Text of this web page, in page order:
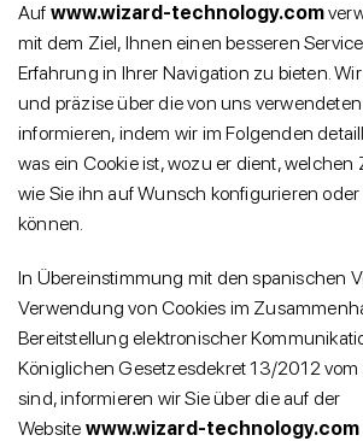
Auf www.wizard-technology.com
mit dem Ziel, Ihnen einen besseren
Erfahrung in Ihrer Navigation zu bieten.
und präzise über die von uns
informieren, indem wir im Folgenden
was ein Cookie ist, wozu er dient, welchen
wie Sie ihn auf Wunsch konfigurieren
können.
In Übereinstimmung mit den spanischen
Verwendung von Cookies im
Bereitstellung elektronischer
Königlichen Gesetzesdekret 13/2012
sind, informieren wir Sie über die auf der
Website www.wizard-technology.com